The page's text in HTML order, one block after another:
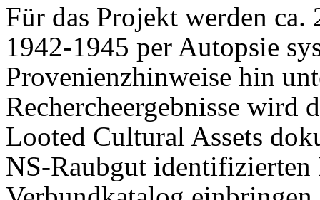
Für das Projekt werden ca.
1942-1945 per Autopsie
Provenienzhinweise hin
Rechercheergebnisse wird
Looted Cultural Assets
NS-Raubgut